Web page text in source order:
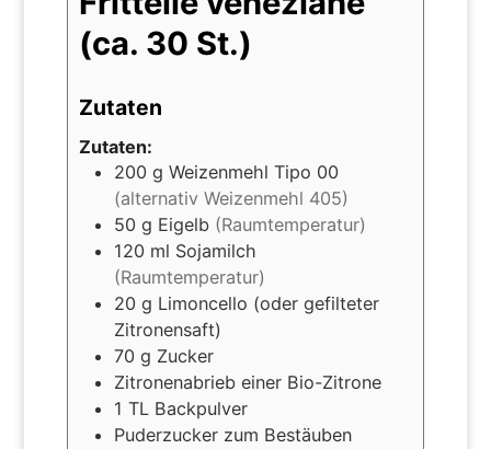
(ca. 30 St.)
Zutaten
Zutaten:
200 g Weizenmehl Tipo 00
(alternativ Weizenmehl 405)
50 g Eigelb (Raumtemperatur)
120 ml Sojamilch
(Raumtemperatur)
20 g Limoncello (oder gefilteter
Zitronensaft)
70 g Zucker
Zitronenabrieb einer Bio-Zitrone
1 TL Backpulver
Puderzucker zum Bestäuben